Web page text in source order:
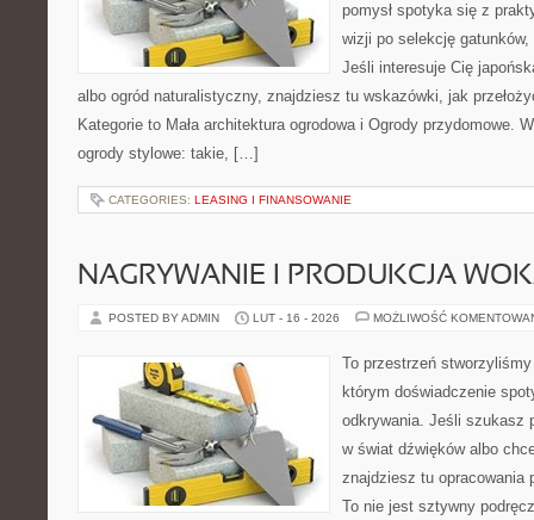
pomysł spotyka się z
wizji po selekcję
Jeśli interesuje Cię
albo ogród naturalistyczny, znajdziesz tu wskazówki, jak
Kategorie to Mała architektura ogrodowa i Ogrody przydomowe.
ogrody stylowe: takie, […]
CATEGORIES: LEASING I FINANSOWANIE
NAGRYWANIE I PRODUKCJA
POSTED BY ADMIN LUT - 16 - 2026 MOŻLIWOŚĆ
To przestrzeń
którym doświadczenie
odkrywania. Jeśli szukasz
w świat dźwięków albo
znajdziesz tu opracowania
To nie jest sztywny